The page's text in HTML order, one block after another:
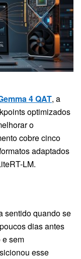
4 QAT, a
optimizados
o
cobre cinco
adaptados
LM.
sentido quando se
dias antes
sem
esse